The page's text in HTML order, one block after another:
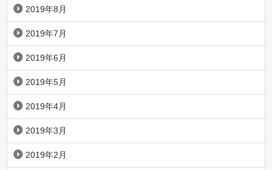
2019年8月
2019年7月
2019年6月
2019年5月
2019年4月
2019年3月
2019年2月